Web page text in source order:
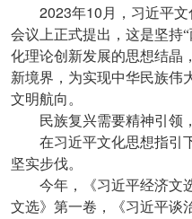
2023年10 月，习近平
会议上正式提出，这是坚持
化理论创新发展的思想结晶
新境界，为实现中华民族伟
文明航向。
民族复兴需要精神引领
在习近平文化思想指引
坚实步伐。
今年，《习近平经济文
文选》第一卷，《习近平谈